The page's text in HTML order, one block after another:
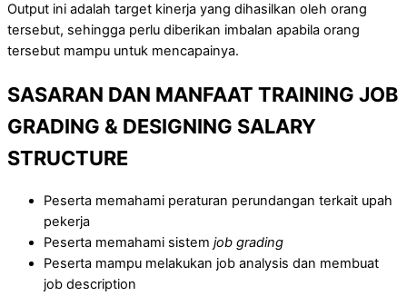
Output ini adalah target kinerja yang dihasilkan oleh orang
tersebut, sehingga perlu diberikan imbalan apabila orang
tersebut mampu untuk mencapainya.
SASARAN DAN MANFAAT TRAINING JOB
GRADING & DESIGNING SALARY
STRUCTURE
Peserta memahami peraturan perundangan terkait upah
pekerja
Peserta memahami sistem job grading
Peserta mampu melakukan job analysis dan membuat
job description